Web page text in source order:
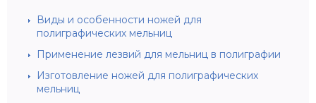
Виды и особенности ножей для
полиграфических мельниц
Применение лезвий для мельниц в полиграфии
Изготовление ножей для полиграфических
мельниц